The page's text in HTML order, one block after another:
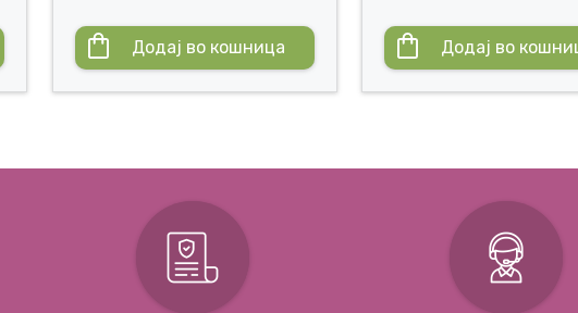
Додај во кошница Додај во